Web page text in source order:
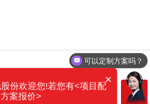
可以定制方案吗？
×
份欢迎您!若您有<项目配
案报价>